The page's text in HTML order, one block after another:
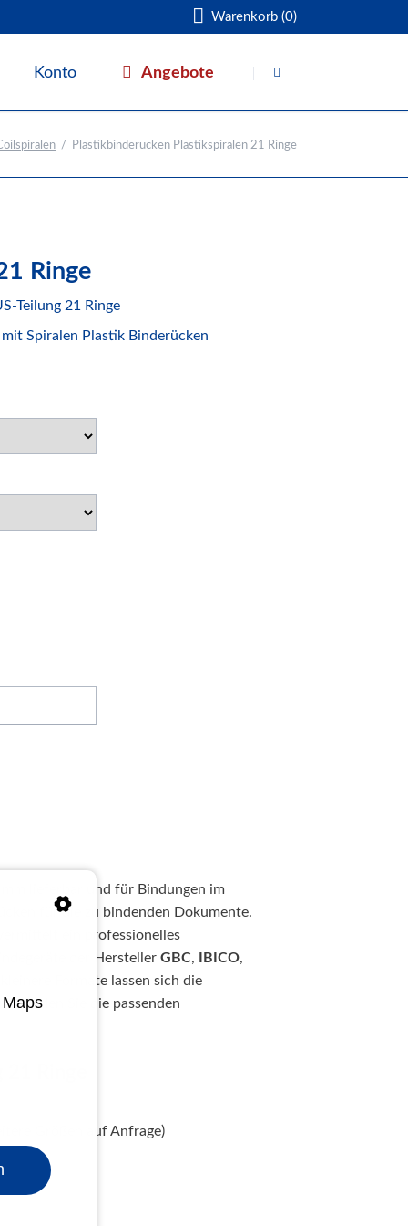
Warenkorb (0)
überspringen
Konto Angebote
Plastikbinderücken Plastikspiralen 21 Ringe
Ringe
lieferbar und für Bindungen im
für die zu bindenden Dokumente.
ein professionelles
der Hersteller GBC, IBICO,
Formate lassen sich die
finden Sie die passenden
Größen auf Anfrage)